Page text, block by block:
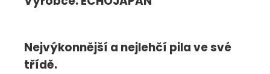
Nejvýkonnější a nejlehčí pila ve své
třídě.